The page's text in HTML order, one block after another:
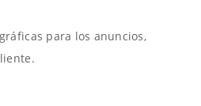
para los anuncios,